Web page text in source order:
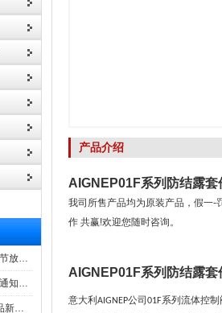
2026年上海维特锐五一劳动节放假通知
2026年上海维特锐春节放假通知及调班安排
2026德国HYDAC贺德克产品新到一批现货
产品介绍
AIGNEP01F系列防结露套
我司所售产品均为原装产品，假一-
作 共赢!欢迎您随时咨询。
AIGNEP01F系列防结露套
意大利 AIGNEP公司 01F系列流体控制